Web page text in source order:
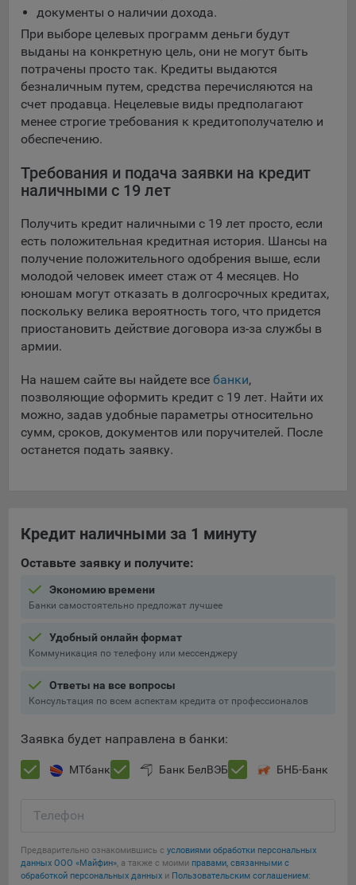
Статистические куки позволяют определять предпочтения
пользователей сайта.
Компании, которым мы поручаем обработку
статистических cookies:
Яндекс Метрика – сервис веб-аналитики,
предоставляемый ООО «Яндекс». Адрес: г. Москва, ул.
конфиденциальности Яндекс.
предоставляемый компанией Google, Inc. Адрес: Google,
Google Data Protection Office, 1600 Amphitheatre Pkwy,
Политика
конфиденциальности Google.
Matomo — это система веб-аналитики, которая позволяет
следит за доступностью сервисов, предоставляемых
myfin.by.
Адрес: ООО «Рэкун технолоджи», 220069 г. Минск, пр-т
Пиксель VK Рекламы - сервис позволяет показывать
рекламу на площадке VK пользователям, которые
посещали сайт.
Адрес: ООО «ВК», РФ, 125167, г. Москва, Ленинградский
проспект, д. 39, стр. 79, БЦ «SkyLight».
выбора (например, языкового). Техническая аналитика
используется для обеспечения корректной работы сайта.
Компании, которой мы поручаем обработку данных для
данной цели:
компанией, согласно договора аренды ООО «Рэкун
технолоджи», 220069 г. Минск, пр-т Дзержинского, д.3Б,
Рекламные Cookie
Отключение рекламных cookie-файлы не позволит
Сайта, исходя из предпочтений пользователя, а также
назначению для каждого конкретного пользователя.
Компании, которым мы поручаем обработку данных для
данной цели:
Сохранить по умолчанию
документы о наличии дохода.
При выборе целевых программ деньги будут
выданы на конкретную цель, они не могут быть
потрачены просто так. Кредиты выдаются
безналичным путем, средства перечисляются на
счет продавца. Нецелевые виды предполагают
менее строгие требования к кредитополучателю и
обеспечению.
Требования и подача заявки на кредит
наличными с 19 лет
Получить кредит наличными с 19 лет просто, если
есть положительная кредитная история. Шансы на
получение положительного одобрения выше, если
молодой человек имеет стаж от 4 месяцев. Но
юношам могут отказать в долгосрочных кредитах,
поскольку велика вероятность того, что придется
приостановить действие договора из-за службы в
армии.
На нашем сайте вы найдете все банки,
позволяющие оформить кредит с 19 лет. Найти их
можно, задав удобные параметры относительно
сумм, сроков, документов или поручителей. После
останется подать заявку.
Кредит наличными за 1 минуту
Оставьте заявку и получите:
Экономию времени
Банки самостоятельно предложат лучшее
Удобный онлайн формат
Коммуникация по телефону или мессенджеру
Ответы на все вопросы
Консультация по всем аспектам кредита от профессионалов
Заявка будет направлена в банки:
МТбанк Банк БелВЭБ БНБ-Банк
Телефон
Предварительно ознакомившись с условиями обработки персональных
данных ООО «Майфин», а также с моими правами, связанными с
обработкой персональных данных и Пользовательским соглашением: